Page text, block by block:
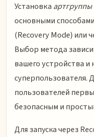
Установка артгруппы
основными
(Recovery Mode) или
Выбор метода
вашего устройства и
суперпользователя.
пользователей
безопасным и
Для запуска через